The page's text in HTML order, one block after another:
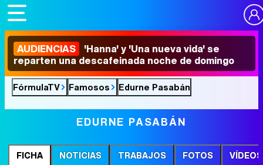
AUDIENCIAS 'Hanna' y 'Una nueva vida' se
reparten una descafeinada noche de domingo
FórmulaTV Famosos Edurne Pasabán
EDURNE PASABÁN
FICHA NOTICIAS TRABAJOS FOTOS VÍDEOS